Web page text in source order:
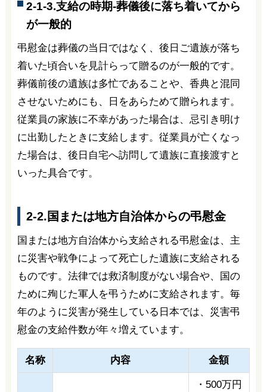
2-1-3.支給の時期-葬儀後に落ち着いてから
が一般的
弔慰金は葬儀の当日ではなく、後日ご遺族が落ち
着いた頃合いを見計らって贈るのが一般的です。
葬儀前後の遺族は多忙であることや、香典と混同
させないためにも、日をあらためて贈られます。
従業員の家族に不幸があった場合は、忌引き明け
に出勤したときに支給します。従業員が亡くなっ
た場合は、後日自宅へ訪問して遺族に直接渡すと
いった具合です。
2-2.国または地方自治体からの弔慰金
国または地方自治体から支給される弔慰金は、主
に災害や戦争によって死亡した遺族に支給される
ものです。法律では救済制度がない場合や、国の
ために殉じた軍人を弔うために支給されます。毎
年のように災害が発生している日本では、災害弔
慰金の支給件数が年々増えています。
名称 内容 金額
・500万円